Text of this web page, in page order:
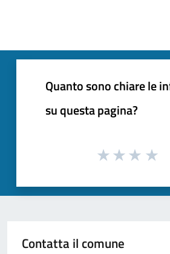
Quanto sono chiare le
su questa pagina?
Contatta il comune